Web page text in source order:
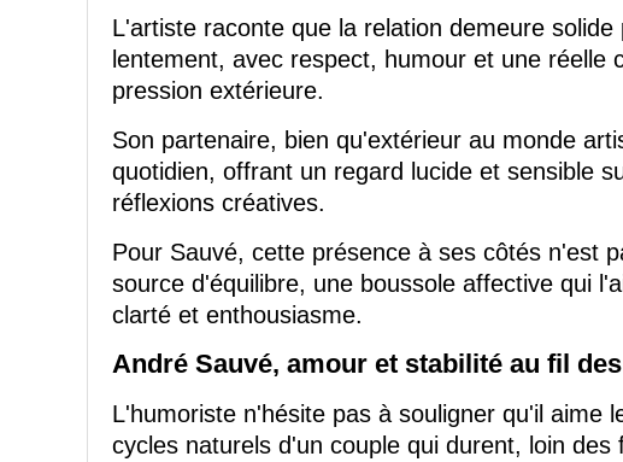
L'artiste raconte que la relation demeure
lentement, avec respect, humour et une réelle
pression extérieure.
Son partenaire, bien qu'extérieur au monde
quotidien, offrant un regard lucide et sensible
réflexions créatives.
Pour Sauvé, cette présence à ses côtés n'est
source d'équilibre, une boussole affective qui
clarté et enthousiasme.
André Sauvé, amour et stabilité au fil
L'humoriste n'hésite pas à souligner qu'il aime
cycles naturels d'un couple qui durent, loin